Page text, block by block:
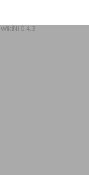
WikiNi 0.4.3